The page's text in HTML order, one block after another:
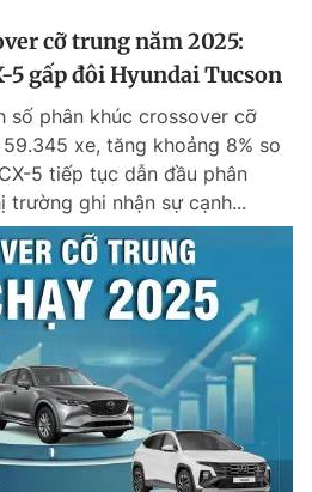
cỡ trung năm 2025:
5 gấp đôi Hyundai Tucson
số phân khúc crossover cỡ
xe, tăng khoảng 8% so
5 tiếp tục dẫn đầu phân
ghi nhận sự cạnh...